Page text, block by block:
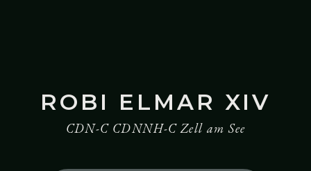
ROBI ELMAR XIV
CDN-C CDNNH-C Zell am See